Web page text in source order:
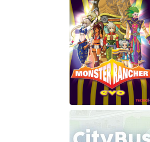
Men of Valor